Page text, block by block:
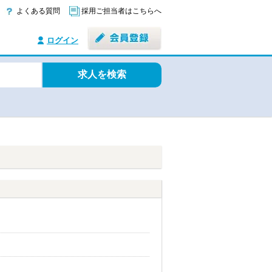
よくある質問 採用ご担当者はこちらへ
ログイン
求人を検索